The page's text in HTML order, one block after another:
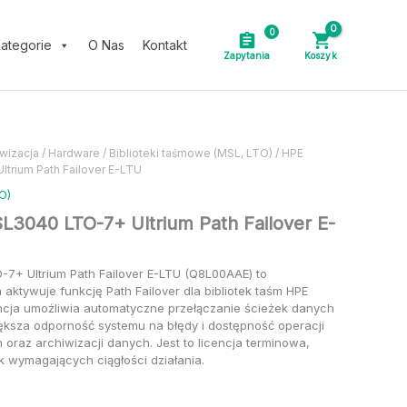
O Nas Kontakt
0
/ Hardware / Biblioteki taśmowe (MSL, LTO) / HPE
Path Failover E-LTU
LTO-7+ Ultrium Path Failover E-
7+ Ultrium Path Failover E-LTU (Q8L00AAE) to
funkcję Path Failover dla bibliotek taśm HPE
umożliwia automatyczne przełączanie ścieżek danych
odporność systemu na błędy i dostępność operacji
archiwizacji danych. Jest to licencja terminowa,
ciągłości działania.